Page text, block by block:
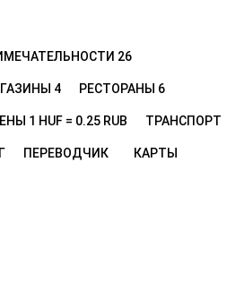
26
4 РЕСТОРАНЫ 6
1 HUF = 0.25 RUB ТРАНСПОРТ
ПЕРЕВОДЧИК КАРТЫ